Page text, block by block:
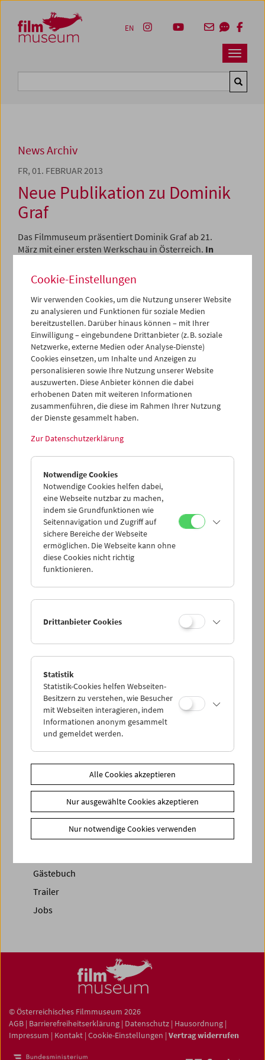
Zum Inhalt
Zum Hauptmenü
Zur Servicenavigation
Zum Suche
Navbar
EN
News Archiv
FR, 01. FEBRUAR 2013
Neue Publikation zu Dominik
Graf
Das Filmmuseum präsentiert Dominik Graf ab 21.
März mit einer ersten Werkschau in Österreich. In
gezeigt, von großen Kinoarbeiten wie
oderDer Felsen(2002) bis zu jenen außergewöhnlichen
Fernsehfilmen, mit denen er Feuilleton und großes
Publikum gleichermaßen begeistert hat. Eine kleine
"Carte blanche" u.a. mit Werken von Nicolas Roeg, Eric
Rohmer und Arthur Penn sowie einneuer Bandder
FilmmuseumSynemaPublikationen ergänzen den
Schwerpunkt – dasBuchDominik Grafvon Christoph
Huber und Olaf Möller ist seit heute erhältlich.
< zurück zur Übersicht
Share on
News Archiv
Newsletter
Gästebuch
Trailer
Jobs
© Österreichisches Filmmuseum 2026
AGB | Barrierefreiheitserklärung | Datenschutz | Hausordnung |
Impressum | Kontakt | Cookie-Einstellungen | Vertrag widerrufen
Cookie-Einstellungen
Wir verwenden Cookies, um die Nutzung unserer Website
zu analysieren und Funktionen für soziale Medien
bereitzustellen. Darüber hinaus können – mit Ihrer
Einwilligung – eingebundene Drittanbieter (z. B. soziale
Netzwerke, externe Medien oder Analyse-Dienste)
Cookies einsetzen, um Inhalte und Anzeigen zu
personalisieren sowie Ihre Nutzung unserer Website
auszuwerten. Diese Anbieter können die dabei
erhobenen Daten mit weiteren Informationen
zusammenführen, die diese im Rahmen Ihrer Nutzung
der Dienste gesammelt haben.
Zur Datenschutzerklärung
Notwendige Cookies
Notwendige Cookies helfen dabei,
eine Webseite nutzbar zu machen,
indem sie Grundfunktionen wie
Seitennavigation und Zugriff auf
sichere Bereiche der Webseite
ermöglichen. Die Webseite kann ohne
diese Cookies nicht richtig
funktionieren.
Drittanbieter Cookies
Statistik
Statistik-Cookies helfen Webseiten-
Besitzern zu verstehen, wie Besucher
mit Webseiten interagieren, indem
Informationen anonym gesammelt
und gemeldet werden.
Alle Cookies akzeptieren
Nur ausgewählte Cookies akzeptieren
Nur notwendige Cookies verwenden